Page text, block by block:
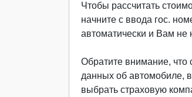
Чтобы рассчитать
начните с ввода гос.
автоматически и Вам не
Обратите внимание, что
данных об автомобиле,
выбрать страховую